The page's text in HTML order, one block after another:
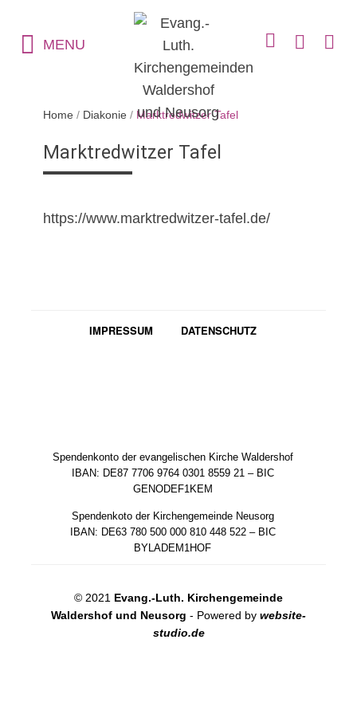
MENU
Home / Diakonie / Marktredwitzer Tafel
Marktredwitzer Tafel
https://www.marktredwitzer-tafel.de/
IMPRESSUM DATENSCHUTZ
Spendenkonto der evangelischen Kirche Waldershof
IBAN: DE87 7706 9764 0301 8559 21 – BIC
GENODEF1KEM
Spendenkoto der Kirchengemeinde Neusorg
IBAN: DE63 780 500 000 810 448 522 – BIC
BYLADEM1HOF
© 2021 Evang.-Luth. Kirchengemeinde
Waldershof und Neusorg - Powered by website-
studio.de